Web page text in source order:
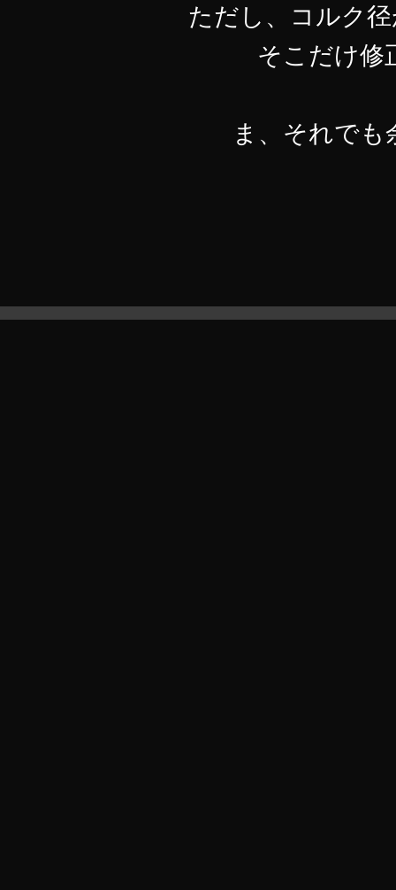
ただし、コルク
そこだけ修
ま、それで